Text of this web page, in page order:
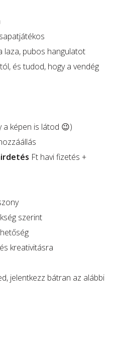
laza, pubos hangulatot
és tudod, hogy a vendég
a képen is látod 😉)
Ft havi fizetés +
szerint
kreativitásra
jelentkezz bátran az alábbi